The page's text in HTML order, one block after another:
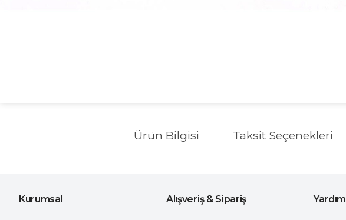
Ürün Bilgisi Taksit Seçenekleri
Kurumsal Alışveriş & Sipariş Yardım